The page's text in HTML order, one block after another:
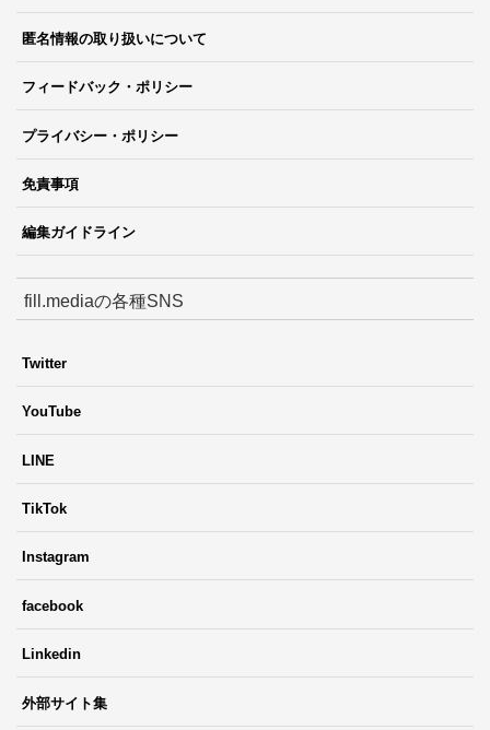
匿名情報の取り扱いについて
フィードバック・ポリシー
プライバシー・ポリシー
免責事項
編集ガイドライン
fill.mediaの各種SNS
Twitter
YouTube
LINE
TikTok
Instagram
facebook
Linkedin
外部サイト集